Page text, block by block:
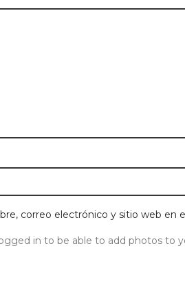
correo electrónico y sitio web en
in to be able to add photos to